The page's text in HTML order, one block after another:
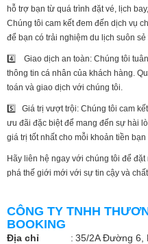
hỗ trợ bạn từ quá trình đặt vé, lịch
Chúng tôi cam kết đem đến dịch vụ
để bạn có trải nghiệm du lịch suôn sẻ
4️⃣ Giao dịch an toàn: Chúng tôi
thông tin cá nhân của khách hàng.
toán và giao dịch với chúng tôi.
5️⃣ Giá trị vượt trội: Chúng tôi cam
ưu đãi đặc biệt để mang đến sự hài
giá trị tốt nhất cho mỗi khoản tiền bạn
Hãy liên hệ ngay với chúng tôi để
phá thế giới mới với sự tin cậy và
CÔNG TY TNHH
BOOKING
Địa chỉ : 35/2A Đường 6,